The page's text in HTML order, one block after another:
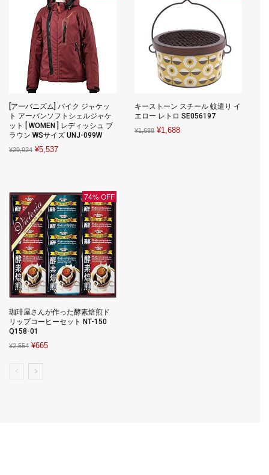
[アーバニズム] バイク ジャケッ
ト アーバンソフトシェルジャケ
ット [ WOMEN ] レディッシュ ブ
ラウン WSサイズ UNJ-099W
¥29,924 Original
¥5,537Current
キーストーン スチール 蚊遣り イ
エロー レトロ SE056197
¥1,688 Original
¥1,688Current
74% OFF
珈琲屋さんが作った酵素焙煎ド
リップコーヒーセット NT-150
Q158-01
¥2,554 Original
was:
¥665Current